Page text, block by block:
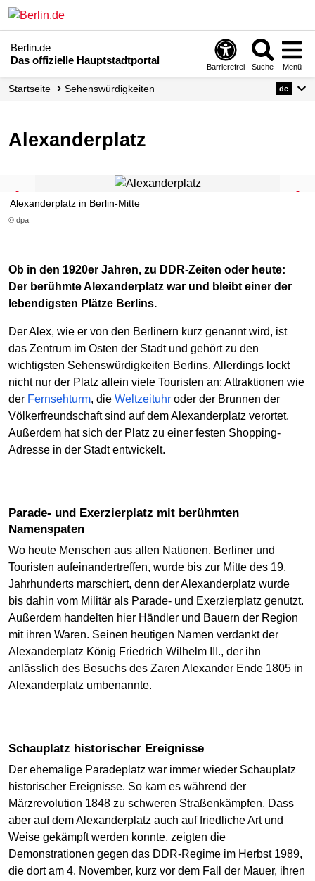
Berlin.de
Das offizielle Hauptstadtportal
Barrierefrei Suche Menü
Startseite Sehenswürdigkeiten de
Alexanderplatz
© dpa
Alexanderplatz in Berlin-Mitte
Ob in den 1920er Jahren, zu DDR-Zeiten oder heute:
Der berühmte Alexanderplatz war und bleibt einer der
lebendigsten Plätze Berlins.
Der Alex, wie er von den Berlinern kurz genannt wird, ist
das Zentrum im Osten der Stadt und gehört zu den
wichtigsten Sehenswürdigkeiten Berlins. Allerdings lockt
nicht nur der Platz allein viele Touristen an: Attraktionen wie
der Fernsehturm, die Weltzeituhr oder der Brunnen der
Völkerfreundschaft sind auf dem Alexanderplatz verortet.
Außerdem hat sich der Platz zu einer festen Shopping-
Adresse in der Stadt entwickelt.
Parade- und Exerzierplatz mit berühmten
Namenspaten
Wo heute Menschen aus allen Nationen, Berliner und
Touristen aufeinandertreffen, wurde bis zur Mitte des 19.
Jahrhunderts marschiert, denn der Alexanderplatz wurde
bis dahin vom Militär als Parade- und Exerzierplatz genutzt.
Außerdem handelten hier Händler und Bauern der Region
mit ihren Waren. Seinen heutigen Namen verdankt der
Alexanderplatz König Friedrich Wilhelm III., der ihn
anlässlich des Besuchs des Zaren Alexander Ende 1805 in
Alexanderplatz umbenannte.
Schauplatz historischer Ereignisse
Der ehemalige Paradeplatz war immer wieder Schauplatz
historischer Ereignisse. So kam es während der
Märzrevolution 1848 zu schweren Straßenkämpfen. Dass
aber auf dem Alexanderplatz auch auf friedliche Art und
Weise gekämpft werden konnte, zeigten die
Demonstrationen gegen das DDR-Regime im Herbst 1989,
die dort am 4. November, kurz vor dem Fall der Mauer, ihren